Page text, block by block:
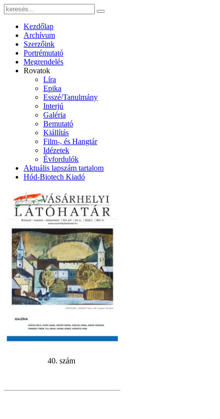
Kezdőlap
Archívum
Szerzőink
Portrémutató
Megrendelés
Rovatok
Líra
Epika
Esszé/Tanulmány
Interjú
Galéria
Bemutató
Kiállítás
Film-, és Hangtár
Idézetek
Évfordulók
Aktuális lapszám tartalom
Hód-Biotech Kiadó
40. szám